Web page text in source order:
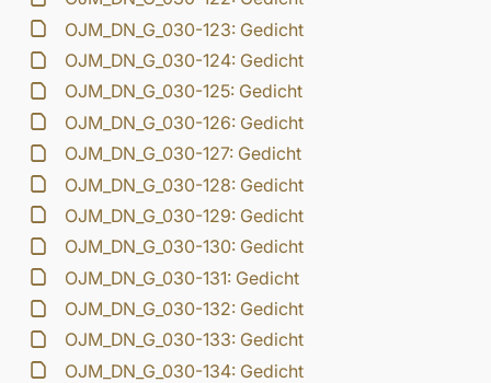
OJM_DN_G_030-123: Gedicht
OJM_DN_G_030-124: Gedicht
OJM_DN_G_030-125: Gedicht
OJM_DN_G_030-126: Gedicht
OJM_DN_G_030-127: Gedicht
OJM_DN_G_030-128: Gedicht
OJM_DN_G_030-129: Gedicht
OJM_DN_G_030-130: Gedicht
OJM_DN_G_030-131: Gedicht
OJM_DN_G_030-132: Gedicht
OJM_DN_G_030-133: Gedicht
OJM_DN_G_030-134: Gedicht